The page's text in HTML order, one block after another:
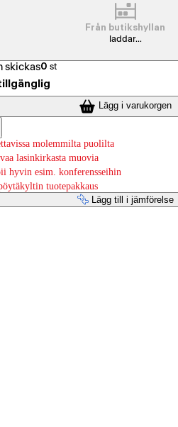
Från butikshyllan
laddar...
skickas0 st
Lägg i varukorgen
molemmilta puolilta
lasinkirkasta muovia
hyvin esim. konferensseihin
tuotepakkaus
Lägg till i jämförelse